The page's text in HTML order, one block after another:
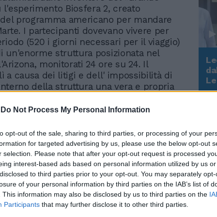
Do Not Process My Personal Information
opt-out of the sale, sharing to third parties, or processing of your
for targeted advertising by us, please use the below opt-out
selection. Please note that after your opt-out request is processed
interest-based ads based on personal information utilized by us
to third parties prior to your opt-out. You may separately
of your personal information by third parties on the IAB’s list of
This information may also be disclosed by us to third parties on the
Participants that may further disclose it to other third parties.
l'esperimento Biosfera 2, creato
programma americano per mandare
I partecipanti dovevano vivere per
(520 i giorni necessari per il viaggio)
un'enorme struttura posizionata nel
monitorati 24 ore su 24. Il
a causa dei litigi e dell' impossibilità di
della struttura una vera e propria
il 16 settembre, e che da allora ha
incollati davanti allo schermo 900
ma chi sono gli spettatori di
Su questa domanda negli anni si
dei veri e propri miti, che vedono un
basso, e quasi totalmente al Sud. Di
così: il 62% è composto da donne
i 20 e i 24 anni di età), ma c'è uno
rappresentato dal 38% di uomini. Il
Rudy Giuliani a Come States?
Trump, Meloni e la strategia